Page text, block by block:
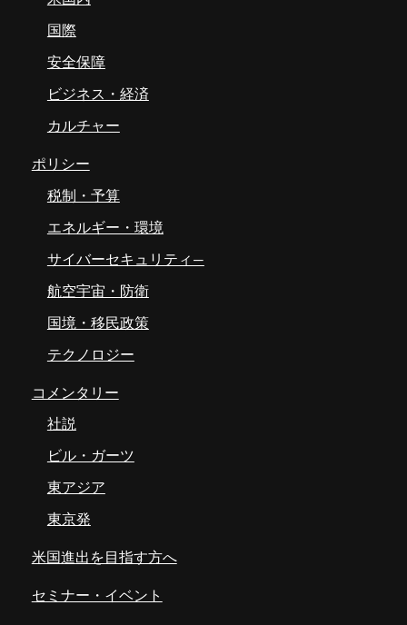
国際
安全保障
ビジネス・経済
カルチャー
ポリシー
税制・予算
エネルギー・環境
サイバーセキュリティ―
航空宇宙・防衛
国境・移民政策
テクノロジー
コメンタリー
社説
ビル・ガーツ
東アジア
東京発
米国進出を目指す方へ
セミナー・イベント